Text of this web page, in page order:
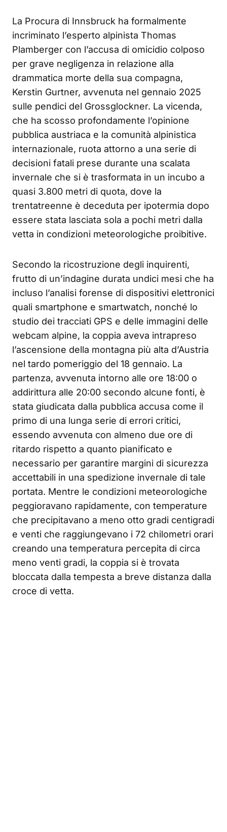
La Procura di Innsbruck ha formalmente
incriminato l’esperto alpinista Thomas
Plamberger con l’accusa di omicidio colposo
per grave negligenza in relazione alla
drammatica morte della sua compagna,
Kerstin Gurtner, avvenuta nel gennaio 2025
sulle pendici del Grossglockner. La vicenda,
che ha scosso profondamente l’opinione
pubblica austriaca e la comunità alpinistica
internazionale, ruota attorno a una serie di
decisioni fatali prese durante una scalata
invernale che si è trasformata in un incubo a
quasi 3.800 metri di quota, dove la
trentatreenne è deceduta per ipotermia dopo
essere stata lasciata sola a pochi metri dalla
vetta in condizioni meteorologiche proibitive.
Secondo la ricostruzione degli inquirenti,
frutto di un’indagine durata undici mesi che ha
incluso l’analisi forense di dispositivi elettronici
quali smartphone e smartwatch, nonché lo
studio dei tracciati GPS e delle immagini delle
webcam alpine, la coppia aveva intrapreso
l’ascensione della montagna più alta d’Austria
nel tardo pomeriggio del 18 gennaio. La
partenza, avvenuta intorno alle ore 18:00 o
addirittura alle 20:00 secondo alcune fonti, è
stata giudicata dalla pubblica accusa come il
primo di una lunga serie di errori critici,
essendo avvenuta con almeno due ore di
ritardo rispetto a quanto pianificato e
necessario per garantire margini di sicurezza
accettabili in una spedizione invernale di tale
portata. Mentre le condizioni meteorologiche
peggioravano rapidamente, con temperature
che precipitavano a meno otto gradi centigradi
e venti che raggiungevano i 72 chilometri orari
creando una temperatura percepita di circa
meno venti gradi, la coppia si è trovata
bloccata dalla tempesta a breve distanza dalla
croce di vetta.